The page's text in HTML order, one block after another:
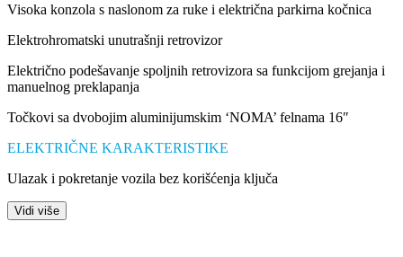
Visoka konzola s naslonom za ruke i električna parkirna kočnica
Elektrohromatski unutrašnji retrovizor
Električno podešavanje spoljnih retrovizora sa funkcijom grejanja i
manuelnog preklapanja
Točkovi sa dvobojim aluminijumskim ‘NOMA’ felnama 16″
ELEKTRIČNE KARAKTERISTIKE
Ulazak i pokretanje vozila bez korišćenja ključa
Vidi više